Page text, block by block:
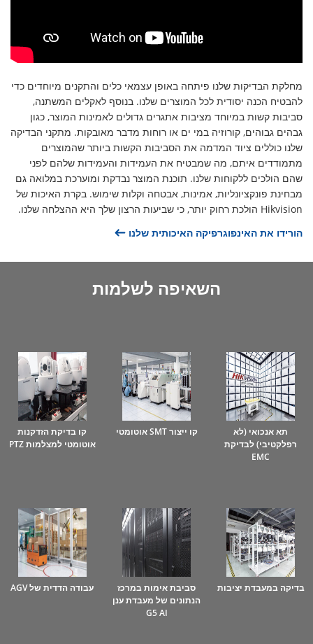
מחלקת הבדיקות שלנו פיתחה באופן עצמאי כלים והתקנים מיוחדים כדי
להבטיח הכנה יסודית לכל המוצרים שלנו. בנוסף לאקלים המשתנה,
סביבות קשות במיוחד מציבות אתגרים גדולים לאמינות המוצר, כגון
גבהים גבוהים, קורוזיה במי ים או רוחות מדבר מאובקות. מתקני הבדיקה
שלנו כוללים ציוד המדמה את הסביבות הקשות ביותר שהמוצרים
מתמודדים איתם, מה שמבטיח את העמידות והעמידות שלהם לפני
שהם הולכים ללקוחות שלנו. תוכנת המוצר נבדקת ומוערכת במלואה גם
מבחינת פונקציונליות, אמינות, אבטחה וקלות שימוש. בקרת האיכות של
Hikvision הולכת רחוק יותר, כי שביעות הרצון שלך היא ההצלחה שלנו.
הורידו את האינפוגרפיקה האיכותית שלנו
השאיפה לשלמות
תא אנכואי (לא
רפלקטיבי) לבדיקת
EMC
קו ייצור SMT אוטומטי
קו בדיקת הזדקנות
אוטומטי למצלמות PTZ
בדיקה במעבדת יציבות
סביבת אימות במרכז
הנתונים של מעבדת ענן
G5 AI
עבודה הדדית של AGV